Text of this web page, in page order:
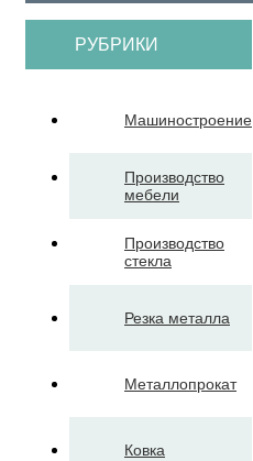
РУБРИКИ
Машиностроение
Производство
мебели
Производство
стекла
Резка металла
Металлопрокат
Ковка